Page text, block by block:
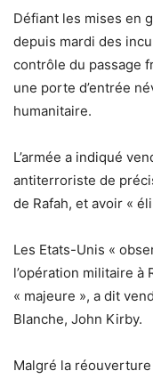
Défiant les mises en
depuis mardi des
contrôle du passage
une porte d’entrée
humanitaire.
L’armée a indiqué
antiterroriste de
de Rafah, et avoir «
Les Etats-Unis «
l’opération militaire à
« majeure », a dit
Blanche, John Kirby.
Malgré la